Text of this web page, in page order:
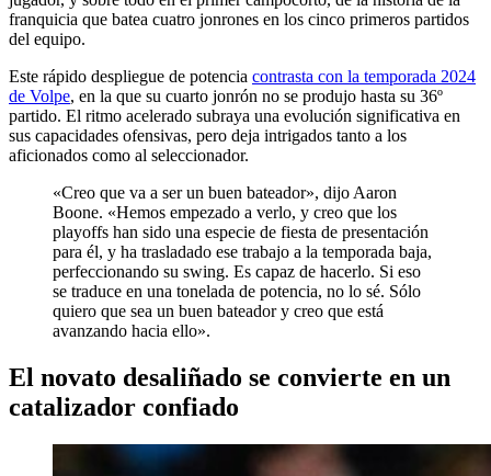
franquicia que batea cuatro jonrones en los cinco primeros partidos
del equipo.
Este rápido despliegue de potencia contrasta con la temporada 2024
de Volpe, en la que su cuarto jonrón no se produjo hasta su 36º
partido. El ritmo acelerado subraya una evolución significativa en
sus capacidades ofensivas, pero deja intrigados tanto a los
aficionados como al seleccionador.
«Creo que va a ser un buen bateador», dijo Aaron
Boone. «Hemos empezado a verlo, y creo que los
playoffs han sido una especie de fiesta de presentación
para él, y ha trasladado ese trabajo a la temporada baja,
perfeccionando su swing. Es capaz de hacerlo. Si eso
se traduce en una tonelada de potencia, no lo sé. Sólo
quiero que sea un buen bateador y creo que está
avanzando hacia ello».
El novato desaliñado se convierte en un
catalizador confiado